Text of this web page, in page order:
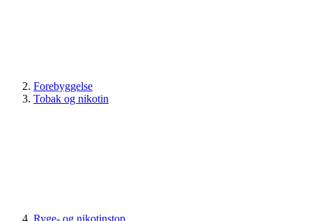
Forebyggelse
Tobak og nikotin